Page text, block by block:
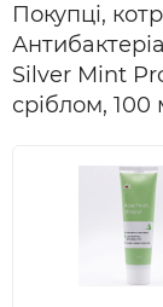
порушуючи
формує
м'якого нальоту.
Регулярне
Mint Protect
Покупці,
Silver Mint
сріблом,